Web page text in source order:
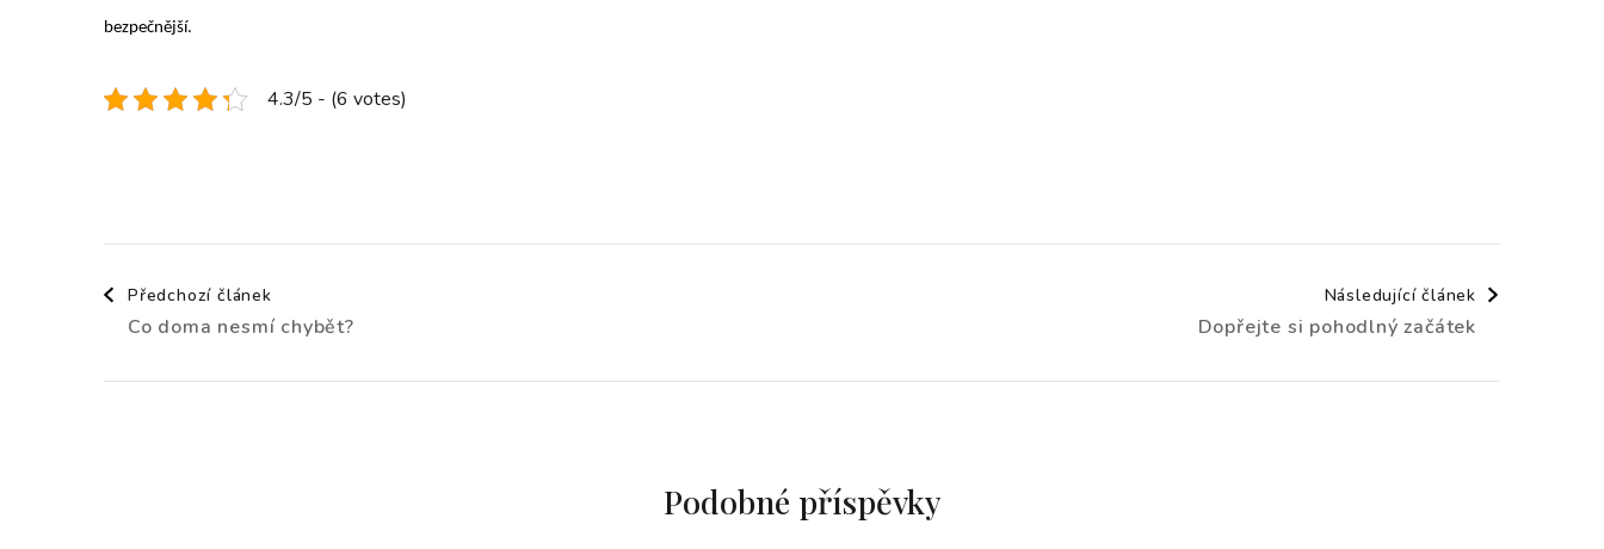
bezpečnější.
4.3/5 - (6 votes)
Navigace
příspěvku
Předchozí článek
Co doma nesmí chybět?
Následující článek
Dopřejte si pohodlný začátek
Podobné příspěvky